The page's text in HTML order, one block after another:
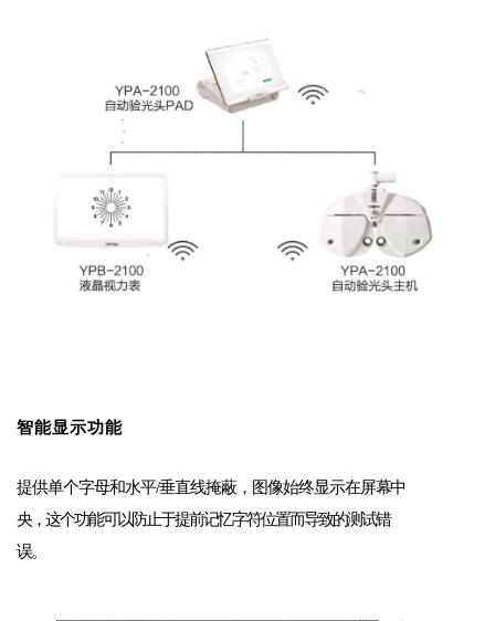
智能显示功能
提供单个字母和水平/垂直线掩蔽，图像始终显示在屏幕中
央，这个功能可以防止于提前记忆字符位置而导致的测试错
误。